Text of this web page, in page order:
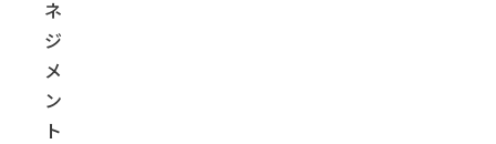
ネ
ジ
メ
ン
ト